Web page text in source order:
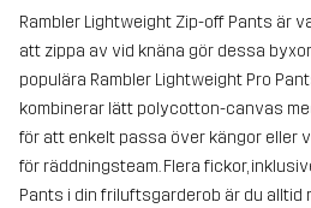
Rambler Lightweight Zip-off Pants är
att zippa av vid knäna gör dessa
populära Rambler Lightweight Pro
kombinerar lätt polycotton-canvas
för att enkelt passa över kängor eller
för räddningsteam. Flera fickor,
Pants i din friluftsgarderob är du alltid